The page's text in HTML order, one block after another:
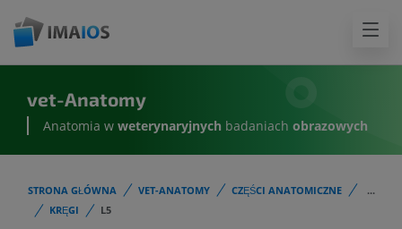
vet-Anatomy
Anatomia w weterynaryjnych badaniach obrazowych
STRONA GŁÓWNA VET-ANATOMY CZĘŚCI ANATOMICZNE
...
KRĘGI
L5